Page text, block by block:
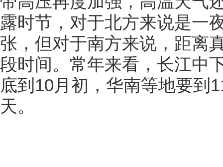
露时节，对于北方来说是一
张，但对于南方来说，距离
段时间。常年来看，长江中
底到10月初，华南等地要到
天。